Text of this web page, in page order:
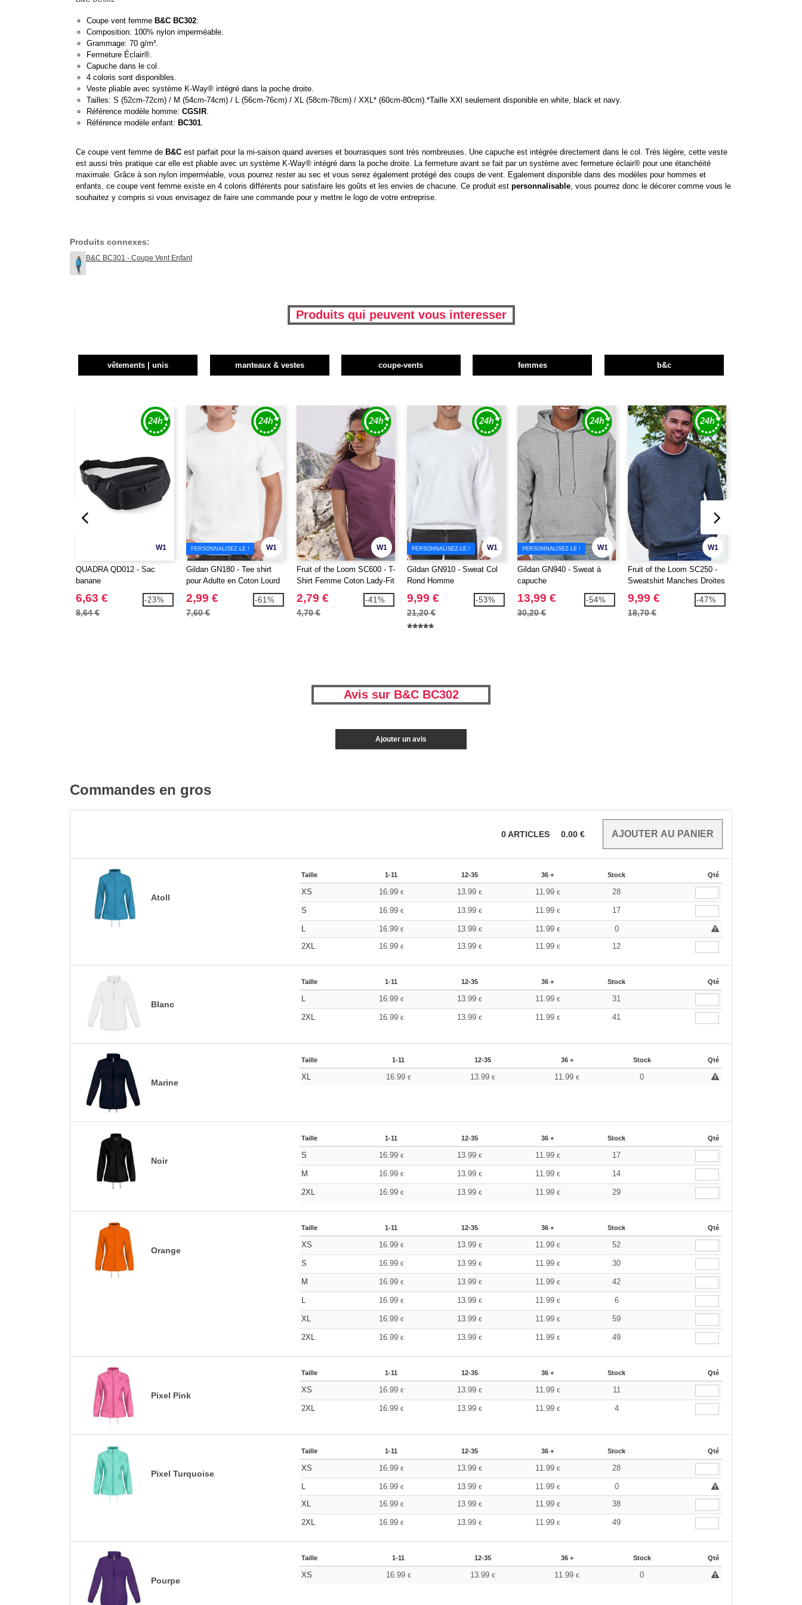
Coupe vent femme B&C BC302:
Composition: 100% nylon imperméable.
Grammage: 70 g/m².
Fermeture Éclair®.
Capuche dans le col.
4 coloris sont disponibles.
Veste pliable avec système K-Way® intégré dans la poche droite.
Tailles: S (52cm-72cm) / M (54cm-74cm) / L (56cm-76cm) / XL (58cm-78cm) / XXL* (60cm-80cm).*Taille XXl seulement disponible en white, black et navy.
Référence modèle homme: CGSIR.
Référence modèle enfant: BC301.
Ce coupe vent femme de B&C est parfait pour la mi-saison quand averses et bourrasques sont très nombreuses. Une capuche est intégrée directement dans le col. Très légère, cette veste
est aussi très pratique car elle est pliable avec un système K-Way® intégré dans la poche droite. La fermeture avant se fait par un système avec fermeture éclair® pour une étanchéité
maximale. Grâce à son nylon imperméable, vous pourrez rester au sec et vous serez également protégé des coups de vent. Egalement disponible dans des modèles pour hommes et
enfants, ce coupe vent femme existe en 4 coloris différents pour satisfaire les goûts et les envies de chacune. Ce produit est personnalisable, vous pourrez donc le décorer comme vous le
souhaitez y compris si vous envisagez de faire une commande pour y mettre le logo de votre entreprise.
Produits connexes:
B&C BC301 - Coupe Vent Enfant
Produits qui peuvent vous interesser
vêtements | unis manteaux & vestes coupe-vents femmes b&c
W1
QUADRA QD012 - Sac
banane
6,63 €
8,64 €
-23%
W1
PERSONNALISEZ-LE !
Gildan GN180 - Tee shirt
pour Adulte en Coton Lourd
2,99 €
7,60 €
-61%
W1
Fruit of the Loom SC600 - T-
Shirt Femme Coton Lady-Fit
2,79 €
4,70 €
-41%
W1
PERSONNALISEZ-LE !
Gildan GN910 - Sweat Col
Rond Homme
9,99 €
21,20 €
-53%
W1
PERSONNALISEZ-LE !
Gildan GN940 - Sweat à
capuche
13,99 €
30,20 €
-54%
W1
Fruit of the Loom SC250 -
Sweatshirt Manches Droites
9,99 €
18,70 €
-47%
Avis sur B&C BC302
Ajouter un avis
Commandes en gros
0ARTICLES 0.00 €
Atoll
Taille 1-11 12-35 36 + Stock Qté
XS 16.99 € 13.99 € 11.99 € 28
S 16.99 € 13.99 € 11.99 € 17
L 16.99 € 13.99 € 11.99 €
0
2XL
16.99 € 13.99 € 11.99 € 12
Blanc
Taille 1-11 12-35 36 + Stock Qté
L 16.99 € 13.99 € 11.99 € 31
2XL 16.99 € 13.99 € 11.99 € 41
Marine
Taille 1-11 12-35 36 + Stock Qté
XL 16.99 € 13.99 € 11.99€ 0
Noir
Taille 1-11 12-35 36 + Stock Qté
S 16.99 € 13.99 € 11.99 € 17
M 16.99 € 13.99 € 11.99 € 14
2XL 16.99 € 13.99 € 11.99 € 29
Orange
Taille 1-11 12-35 36 + Stock Qté
XS 16.99 € 13.99 € 11.99 € 52
S 16.99 € 13.99 € 11.99 € 30
M 16.99 € 13.99 € 11.99 € 42
L 16.99 € 13.99 € 11.99 € 6
XL 16.99 € 13.99 € 11.99 € 59
2XL 16.99 € 13.99 € 11.99 € 49
Pixel Pink
Taille 1-11 12-35 36 + Stock Qté
XS 16.99 € 13.99 € 11.99 € 11
2XL 16.99 € 13.99 € 11.99 € 4
Pixel Turquoise
Taille 1-11 12-35 36 + Stock Qté
XS 16.99 € 13.99 € 11.99 € 28
L 16.99 € 13.99 € 11.99 €
0
XL
16.99 € 13.99 € 11.99 € 38
2XL 16.99 € 13.99 € 11.99 € 49
Pourpe
Taille 1-11 12-35 36 + Stock Qté
XS 16.99 € 13.99 € 11.99€ 0